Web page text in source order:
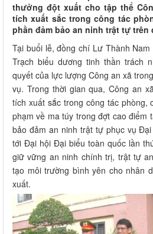
thưởng đột xuất cho tập thể
tích xuất sắc trong công tác
phần đảm bảo an ninh trật tự trên
Tại buổi lễ, đồng chí Lư Thành
Trạch biểu dương tinh thần trách
quyết của lực lượng Công an xã
vụ. Trong thời gian qua, Công an
tích xuất sắc trong công tác phòng,
phạm về ma túy trong đợt cao điểm
bảo đảm an ninh trật tự phục vụ
tới Đại hội Đại biểu toàn quốc lần
giữ vững an ninh chính trị, trật tự
tạo môi trường bình yên cho nhân
xuất.